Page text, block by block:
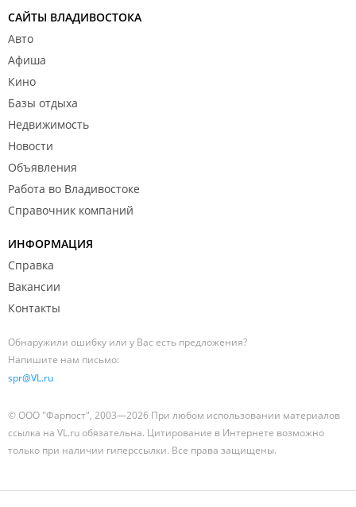
САЙТЫ ВЛАДИВОСТОКА
Авто
Афиша
Кино
Базы отдыха
Недвижимость
Новости
Объявления
Работа во Владивостоке
Справочник компаний
ИНФОРМАЦИЯ
Справка
Вакансии
Контакты
Обнаружили ошибку или у Вас есть предложения?
Напишите нам письмо:
spr@VL.ru
© ООО "Фарпост", 2003—2026 При любом использовании материалов
ссылка на VL.ru обязательна. Цитирование в Интернете возможно
только при наличии гиперссылки. Все права защищены.